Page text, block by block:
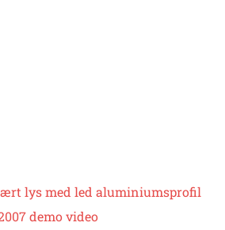
lys med led aluminiumsprofil
demo video